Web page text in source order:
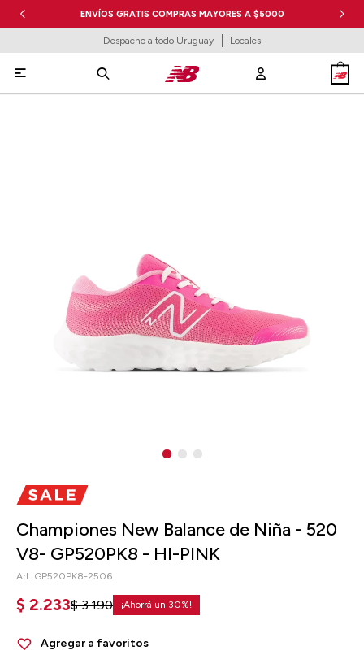
ENVÍOS GRATIS COMPRAS MAYORES A $5000
Despacho a todo Uruguay Locales

Championes New Balance de Niña - 520
V8- GP520PK8 - HI-PINK
GP520PK8-2506
$ 2.233$ 3.190 30